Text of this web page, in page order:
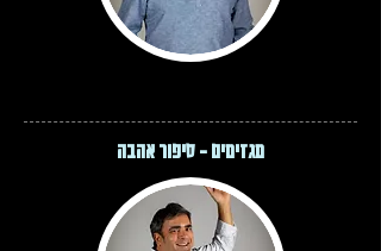
מגזימים - סיפור אהבה